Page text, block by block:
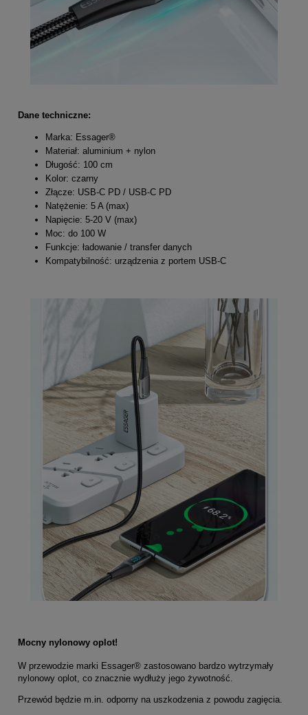
Dane techniczne:
Marka: Essager®
Materiał: aluminium + nylon
Długość: 100 cm
Kolor: czarny
Złącze: USB-C PD / USB-C PD
Natężenie: 5 A (max)
Napięcie: 5-20 V (max)
Moc: do 100 W
Funkcje: ładowanie / transfer danych
Kompatybilność: urządzenia z portem USB-C
Mocny nylonowy oplot!
W przewodzie marki Essager® zastosowano bardzo wytrzymały
nylonowy oplot, co znacznie wydłuży jego żywotność.
Przewód będzie m.in. odporny na uszkodzenia z powodu zagięcia.